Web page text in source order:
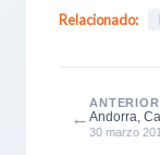
Relacionado:
←
ANTERIOR
Andorra,
30 marzo